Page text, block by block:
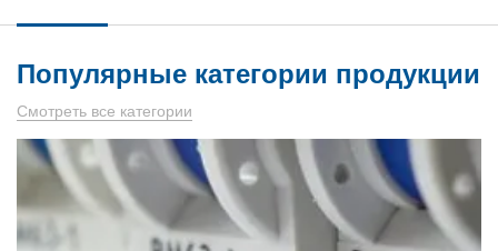
Популярные категории продукции
Смотреть все категории